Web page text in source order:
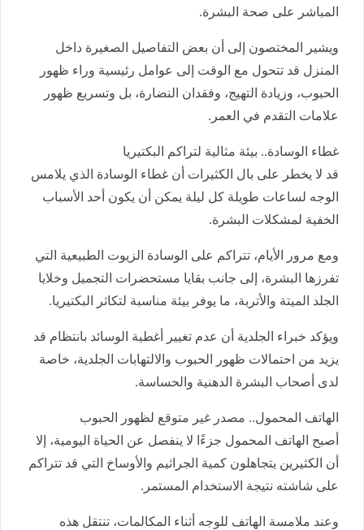
المباشر على صحة البشرة.
ويشير المختصون إلى أن بعض التفاصيل الصغيرة داخل
المنزل قد تتحول مع الوقت إلى عوامل رئيسية وراء ظهور
الحبوب، وزيادة التهيج، وفقدان النضارة، بل وتسريع ظهور
علامات التقدم في العمر.
غطاء الوسادة.. بيئة مثالية لتراكم البكتيريا
قد لا يخطر على بال الكثيرات أن غطاء الوسادة الذي يلامس
الوجه لساعات طويلة كل ليلة يمكن أن يكون أحد الأسباب
الخفية لمشكلات البشرة.
ومع مرور الأيام، تتراكم على الوسادة الزيوت الطبيعية التي
تفرزها البشرة، إلى جانب بقايا مستحضرات التجميل وخلايا
الجلد الميتة والأتربة، ما يوفر بيئة مناسبة لتكاثر البكتيريا.
ويؤكد خبراء الجلدية أن عدم تغيير أغطية الوسائد بانتظام قد
يزيد من احتمالات ظهور الحبوب والالتهابات الجلدية، خاصة
لدى أصحاب البشرة الدهنية والحساسة.
الهاتف المحمول.. مصدر غير متوقع لظهور الحبوب
أصبح الهاتف المحمول جزءًا لا ينفصل عن الحياة اليومية، إلا
أن الكثيرين يتجاهلون كمية الجراثيم والأوساخ التي قد تتراكم
على شاشته نتيجة الاستخدام المستمر.
وعند ملامسة الهاتف للوجه أثناء المكالمات، تنتقل هذه